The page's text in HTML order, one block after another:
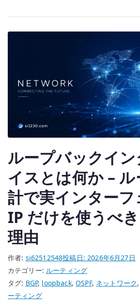
複
PBR
rp_filter
を
確
す
る
へ
の
te
r
ループバックイン
イスとは何か –
計で実インター
IP だけを使うべ
理由
作者: si62512548投稿日: 2026年6月27日
カテゴリー: ルーティング
タグ: BGP, loopback,OSPF, ネットワーク,
ーティング